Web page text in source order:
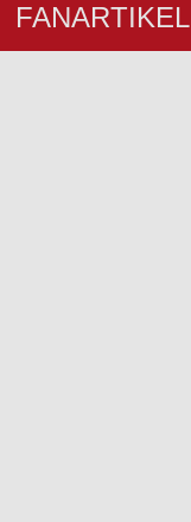
FANARTIKEL